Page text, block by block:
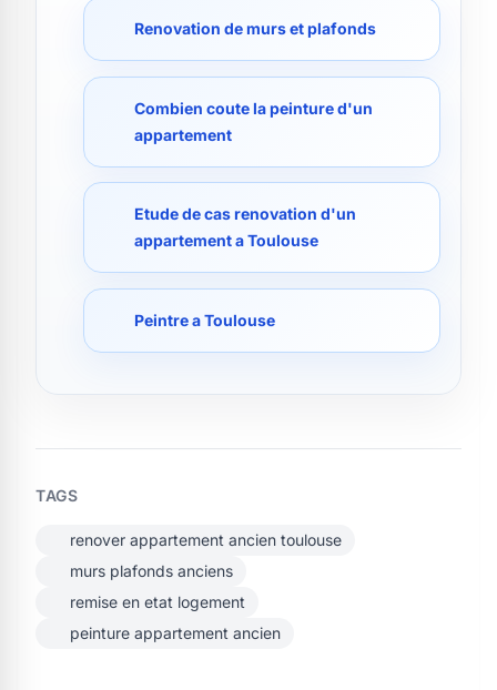
Renovation de murs et plafonds
Combien coute la peinture d'un
appartement
Etude de cas renovation d'un
appartement a Toulouse
Peintre a Toulouse
TAGS
renover appartement ancien toulouse
murs plafonds anciens
remise en etat logement
peinture appartement ancien